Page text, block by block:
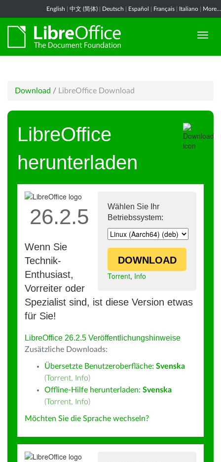
English 中文 (简体) Deutsch Español Français Italiano More...
Download / LibreOffice Download
LibreOffice
herunterladen
Wählen Sie Ihr
Betriebssystem:
DOWNLOAD
Torrent, Info
26.2.5
Wenn Sie
Technik-
Enthusiast,
Vorreiter oder
Spezialist sind, ist diese Version etwas
für Sie!
LibreOffice 26.2.5 Veröffentlichungshinweise
Zusätzliche Downloads:
Übersetzte Benutzeroberfläche: Svenska
(Torrent, Info)
Offline-Hilfe herunterladen: Svenska
(Torrent, Info)
Möchten Sie die Sprache wechseln?